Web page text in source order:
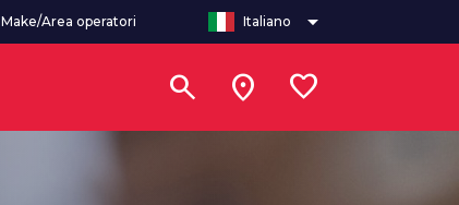
Make/Area operatori Italiano arrow_drop_down
search location_on favorite